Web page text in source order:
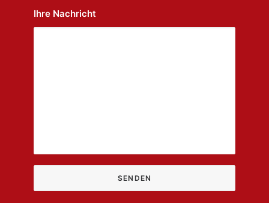
Ihre Nachricht